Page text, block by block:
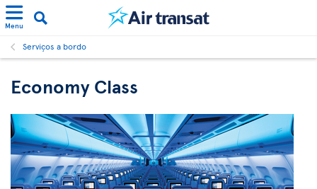
Menu
Serviços a bordo
Economy Class